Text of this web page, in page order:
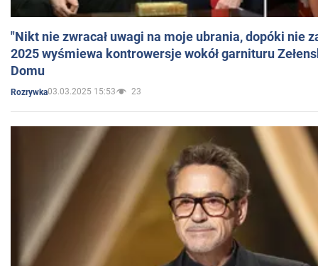
"Nikt nie zwracał uwagi na moje ubrania, dopóki nie
2025 wyśmiewa kontrowersje wokół garnituru
Domu
Rozrywka03.03.2025 15:53 23